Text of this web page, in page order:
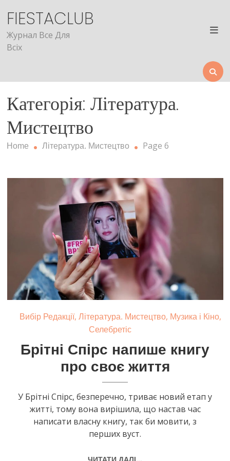
content
FIESTACLUB
Журнал Все Для
Всіх
Категорія: Література.
Мистецтво
Home Література. Мистецтво Page 6
Вибір Редакції, Література. Мистецтво, Музика і Кіно,
Селебретіс
Брітні Спірс напише книгу
про своє життя
У Брітні Спірс, безперечно, триває новий етап у
житті, тому вона вирішила, що настав час
написати власну книгу, так би мовити, з
перших вуст.
ЧИТАТИ ДАЛІ...